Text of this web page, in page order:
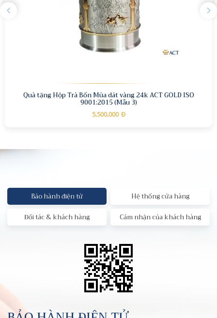
Quà tặng Hộp Trà Bốn Mùa dát vàng 24k ACT GOLD ISO
9001:2015 (Mẫu 3)
5,500,000 Đ
Bảo hành điện tử
Hệ thống cửa hàng
Đối tác & khách hàng
Cảm nhận của khách hàng